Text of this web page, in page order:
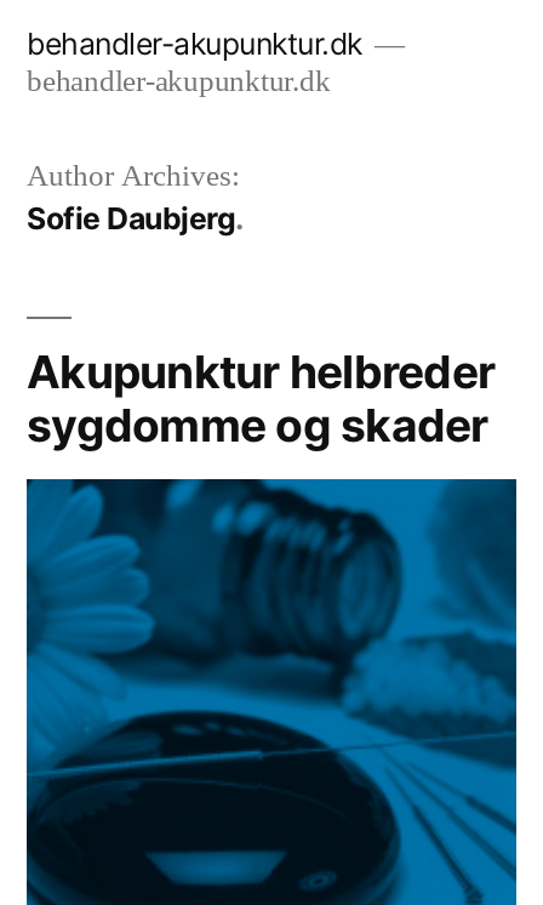
behandler-akupunktur.dk
behandler-akupunktur.dk
Author Archives:
Sofie Daubjerg
Akupunktur helbreder
sygdomme og skader